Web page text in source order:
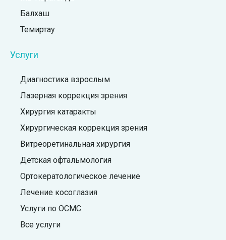
Балхаш
Темиртау
Услуги
Диагностика взрослым
Лазерная коррекция зрения
Хирургия катаракты
Хирургическая коррекция зрения
Витреоретинальная хирургия
Детская офтальмология
Ортокератологическое лечение
Лечение косоглазия
Услуги по ОСМС
Все услуги